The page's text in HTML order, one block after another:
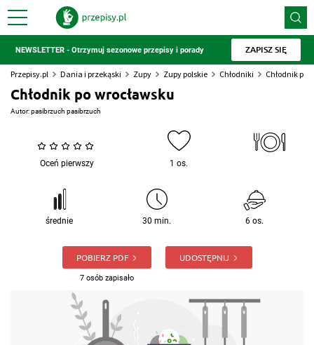
NEWSLETTER - Otrzymuj sezonowe przepisy i porady ZAPISZ SIĘ
Przepisy.pl Dania i przekąski Zupy Zupy polskie Chłodniki Chłodnik po
Chłodnik po wrocławsku
Autor:pasibrzuch pasibrzuch
Oceń pierwszy 1 os.
średnie 30 min. 6 os.
POBIERZ PDF
7 osób zapisało
UDOSTĘPNIJ